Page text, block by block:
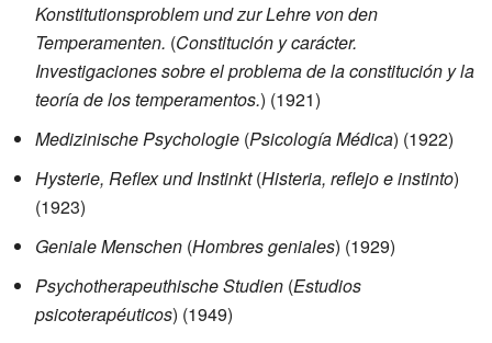
Konstitutionsproblem und zur Lehre von den
Temperamenten. (Constitución y carácter.
Investigaciones sobre el problema de la constitución y la
teoría de los temperamentos.) (1921)
Medizinische Psychologie (Psicología Médica) (1922)
Hysterie, Reflex und Instinkt(Histeria, reflejo e instinto)
(1923)
Geniale Menschen (Hombres geniales) (1929)
Psychotherapeuthische Studien (Estudios
psicoterapéuticos) (1949)